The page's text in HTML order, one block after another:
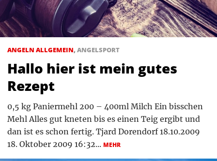
ANGELN ALLGEMEIN, ANGELSPORT
Hallo hier ist mein gutes
Rezept
0,5 kg Paniermehl 200 – 400ml Milch Ein bisschen
Mehl Alles gut kneten bis es einen Teig ergibt und
dan ist es schon fertig. Tjard Dorendorf 18.10.2009
18. Oktober 2009 16:32... MEHR